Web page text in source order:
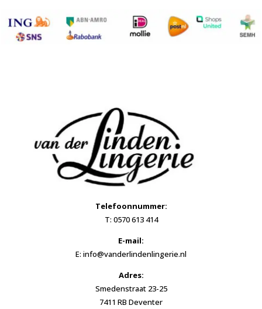
Telefoonnummer:
T: 0570 613 414
E-mail:
E: info@vanderlindenlingerie.nl
Adres:
Smedenstraat 23-25
7411 RB Deventer